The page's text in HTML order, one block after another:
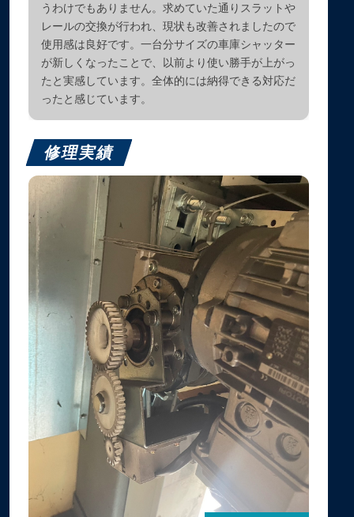
うわけでもありません。求めていた通りスラットや
レールの交換が行われ、現状も改善されましたので
使用感は良好です。一台分サイズの車庫シャッター
が新しくなったことで、以前より使い勝手が上がっ
たと実感しています。全体的には納得できる対応だ
ったと感じています。
修理実績